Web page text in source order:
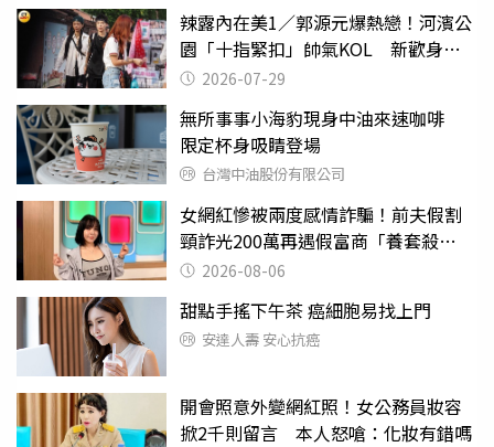
辣露內在美1／郭源元爆熱戀！河濱公
園「十指緊扣」帥氣KOL 新歡身份
曝光2026-07-29
無所事事小海豹現身中油來速咖啡
限定杯身吸睛登場
台灣中油股份有限公司
女網紅慘被兩度感情詐騙！前夫假割
頸詐光200萬再遇假富商「養套殺
2000萬」
2026-08-06
甜點手搖下午茶 癌細胞易找上門
安達人壽 安心抗癌
開會照意外變網紅照！女公務員妝容
掀2千則留言 本人怒嗆：化妝有錯嗎